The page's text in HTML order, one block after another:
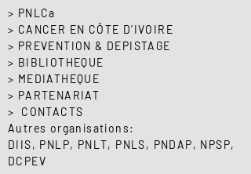
> PNLCa
> CANCER EN CÔTE D’IVOIRE
> PREVENTION & DEPISTAGE
> BIBLIOTHEQUE
> MEDIATHEQUE
> PARTENARIAT
> CONTACTS
Autres organisations:
DIIS, PNLP, PNLT, PNLS, PNDAP, NPSP,
DCPEV